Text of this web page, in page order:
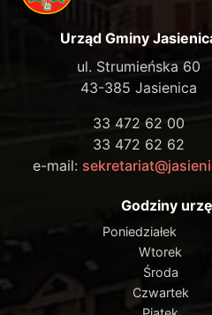
Urząd Gminy
ul. Strumieńska 60
43-385 Jasienica
33 472 62 00
33 472 62 62
e-mail:
Godziny
Poniedziałek
Wtorek
Środa
Czwartek